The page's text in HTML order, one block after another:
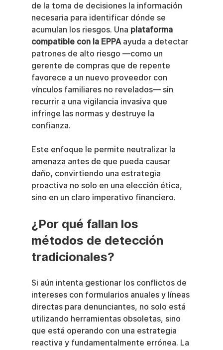
de la toma de decisiones la información
necesaria para identificar dónde se
acumulan los riesgos. Una plataforma
compatible con la EPPA ayuda a detectar
patrones de alto riesgo —como un
gerente de compras que de repente
favorece a un nuevo proveedor con
vínculos familiares no revelados— sin
recurrir a una vigilancia invasiva que
infringe las normas y destruye la
confianza.
Este enfoque le permite neutralizar la
amenaza antes de que pueda causar
daño, convirtiendo una estrategia
proactiva no solo en una elección ética,
sino en un claro imperativo financiero.
¿Por qué fallan los
métodos de detección
tradicionales?
Si aún intenta gestionar los conflictos de
intereses con formularios anuales y líneas
directas para denunciantes, no solo está
utilizando herramientas obsoletas, sino
que está operando con una estrategia
reactiva y fundamentalmente errónea. La